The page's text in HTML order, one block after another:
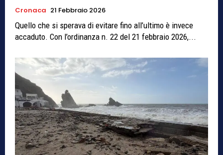
Cronaca 21 Febbraio 2026
Quello che si sperava di evitare fino all’ultimo è invece
accaduto. Con l’ordinanza n. 22 del 21 febbraio 2026,...